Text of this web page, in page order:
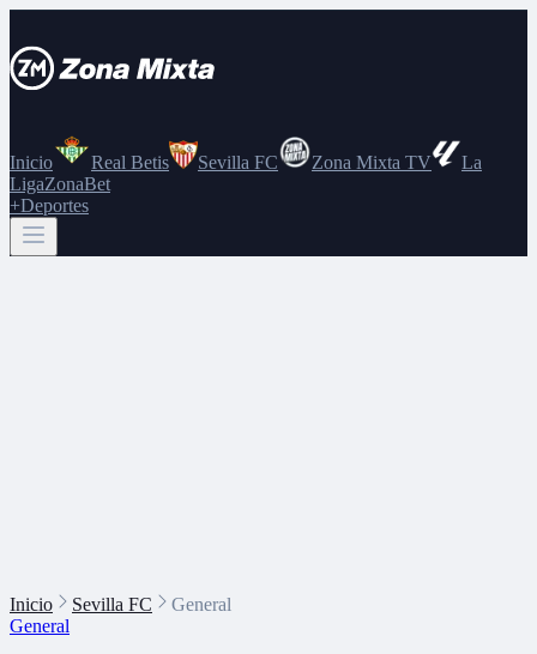
Inicio Real Betis Sevilla FC Zona Mixta TV
La
LigaZonaBet
+Deportes
Inicio Sevilla FC
General
General